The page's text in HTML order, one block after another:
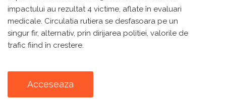
impactului au rezultat 4 victime, aflate în evaluari
medicale. Circulatia rutiera se desfasoara pe un
singur fir, alternativ, prin dirijarea politiei, valorile de
trafic fiind în crestere.
Acceseaza